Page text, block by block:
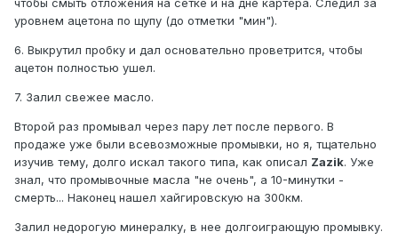
чтобы смыть отложения на сетке и на дне картера. Следил за
уровнем ацетона по щупу (до отметки "мин").
6. Выкрутил пробку и дал основательно проветрится, чтобы
ацетон полностью ушел.
7. Залил свежее масло.
Второй раз промывал через пару лет после первого. В
продаже уже были всевозможные промывки, но я, тщательно
изучив тему, долго искал такого типа, как описал Zazik. Уже
знал, что промывочные масла "не очень", а 10-минутки -
смерть... Наконец нашел хайгировскую на 300км.
Залил недорогую минералку, в нее долгоиграющую промывку.